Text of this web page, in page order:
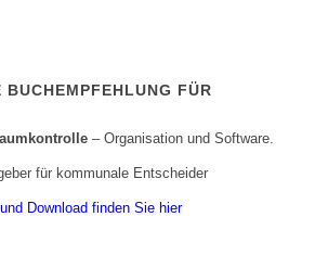
FÜR
– Organisation und Software.
für kommunale Entscheider
Download finden Sie hier